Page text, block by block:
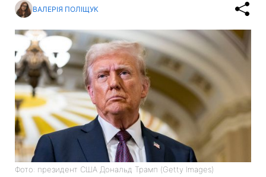
ВАЛЕРІЯ ПОЛІЩУК
Фото: президент США Дональд Трамп (Getty Images)